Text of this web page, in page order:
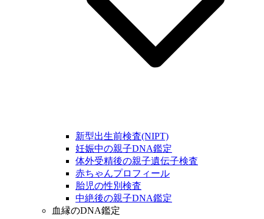
新型出生前検査(NIPT)
妊娠中の親子DNA鑑定
体外受精後の親子遺伝子検査
赤ちゃんプロフィール
胎児の性別検査
中絶後の親子DNA鑑定
血縁のDNA鑑定